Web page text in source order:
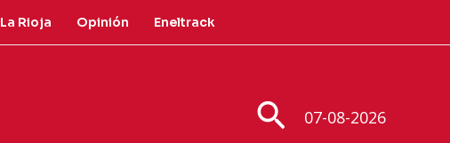
La Rioja Opinión Eneltrack
Buscar
07-08-2026